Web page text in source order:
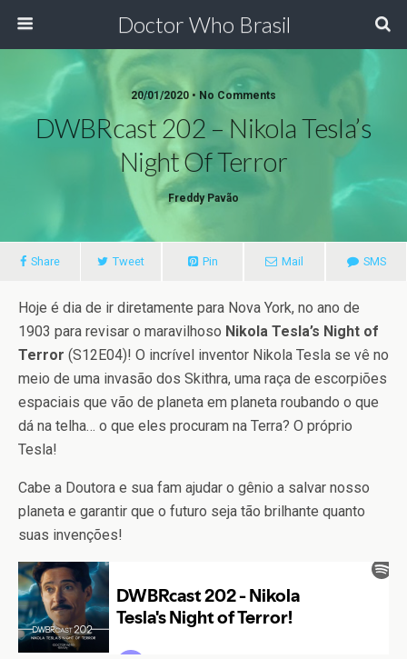
Doctor Who Brasil
20/01/2020 • No Comments
DWBRcast 202 – Nikola Tesla’s
Night Of Terror
Freddy Pavão
Share Tweet Pin Mail SMS
Hoje é dia de ir diretamente para Nova York, no ano de
1903 para revisar o maravilhoso Nikola Tesla’s Night of
Terror (S12E04)! O incrível inventor Nikola Tesla se vê no
meio de uma invasão dos Skithra, uma raça de escorpiões
espaciais que vão de planeta em planeta roubando o que
dá na telha… o que eles procuram na Terra? O próprio
Tesla!
Cabe a Doutora e sua fam ajudar o gênio a salvar nosso
planeta e garantir que o futuro seja tão brilhante quanto
suas invenções!